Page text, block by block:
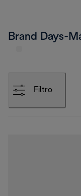
Brand Days-
Filtro